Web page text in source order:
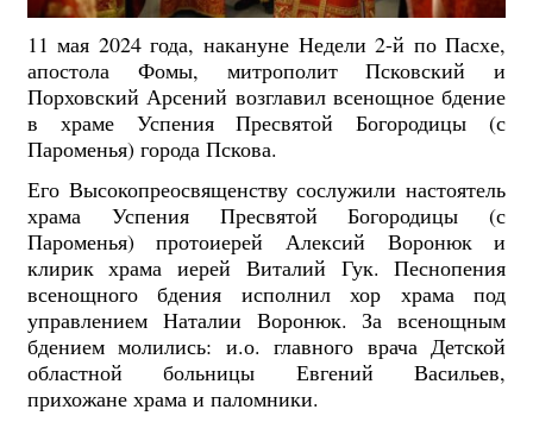
11 мая 2024 года, накануне Недели 2-й по Пасхе,
апостола Фомы, митрополит Псковский и
Порховский Арсений возглавил всенощное бдение
в храме Успения Пресвятой Богородицы (с
Пароменья) города Пскова.
Его Высокопреосвященству сослужили настоятель
храма Успения Пресвятой Богородицы (с
Пароменья) протоиерей Алексий Воронюк и
клирик храма иерей Виталий Гук. Песнопения
всенощного бдения исполнил хор храма под
управлением Наталии Воронюк.За всенощным
бдением молились: и.о. главного врача Детской
областной больницы Евгений Васильев,
прихожане храма и паломники.